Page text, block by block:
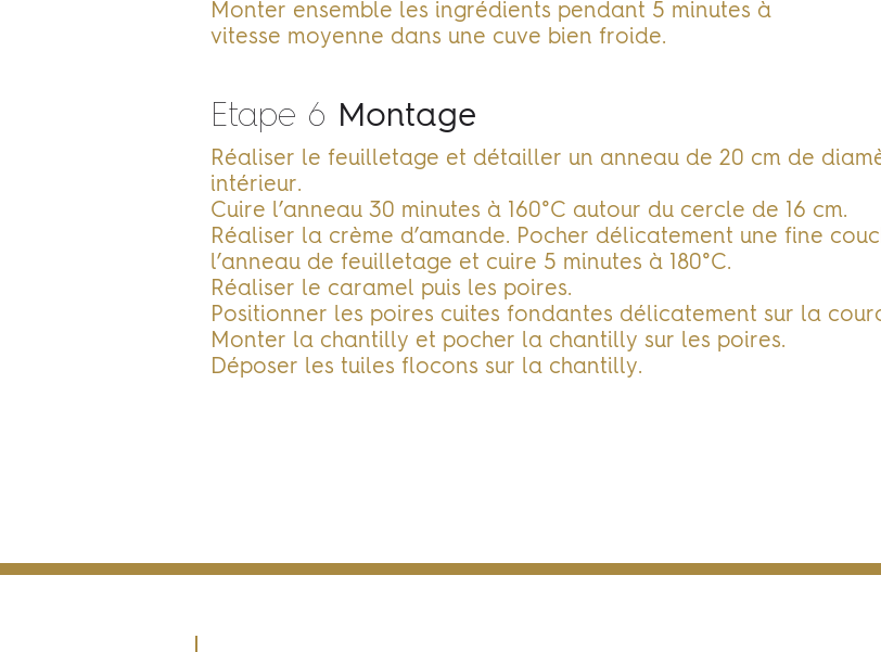
Monter ensemble les ingrédients pendant 5 minutes à
vitesse moyenne dans une cuve bien froide.
Etape 6 Montage
Réaliser le feuilletage et détailler un anneau de 20 cm de
intérieur.
Cuire l’anneau 30 minutes à 160°C autour du cercle de 16 cm.
Réaliser la crème d’amande. Pocher délicatement une fine
l’anneau de feuilletage et cuire 5 minutes à 180°C.
Réaliser le caramel puis les poires.
Positionner les poires cuites fondantes délicatement sur la
Monter la chantilly et pocher la chantilly sur les poires.
Déposer les tuiles flocons sur la chantilly.